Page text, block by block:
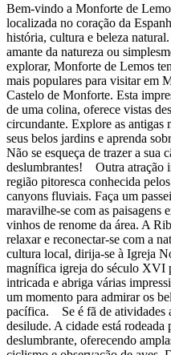
Bem-vindo a Monforte de
localizada no coração da
história, cultura e beleza
amante da natureza ou
explorar, Monforte de Lemos
mais populares para visitar em
Castelo de Monforte. Esta
de uma colina, oferece vistas
circundante. Explore as antigas
seus belos jardins e aprenda
Não se esqueça de trazer a sua
deslumbrantes! Outra atração
região pitoresca conhecida
canyons fluviais. Faça um
maravilhe-se com as paisagens
vinhos de renome da área. A
relaxar e reconectar-se com a
cultura local, dirija-se à Igreja
magnífica igreja do século XVI
intricada e abriga várias
um momento para admirar os
pacífica. Se é fã de atividades
desilude. A cidade está rodeada
deslumbrante, oferecendo